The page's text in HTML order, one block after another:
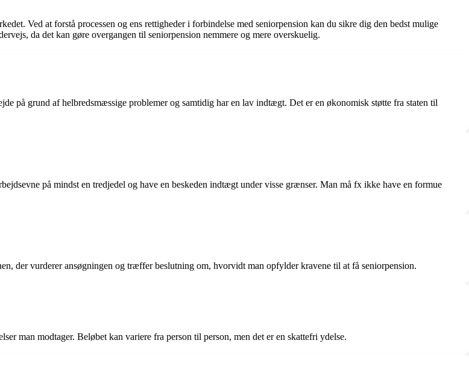
Ved at forstå processen og ens rettigheder i forbindelse med seniorpension kan du sikre dig den bedst mulige
da det kan gøre overgangen til seniorpension nemmere og mere overskuelig.
på grund af helbredsmæssige problemer og samtidig har en lav indtægt. Det er en økonomisk støtte fra staten til
på mindst en tredjedel og have en beskeden indtægt under visse grænser. Man må fx ikke have en formue
der vurderer ansøgningen og træffer beslutning om, hvorvidt man opfylder kravene til at få seniorpension.
man modtager. Beløbet kan variere fra person til person, men det er en skattefri ydelse.